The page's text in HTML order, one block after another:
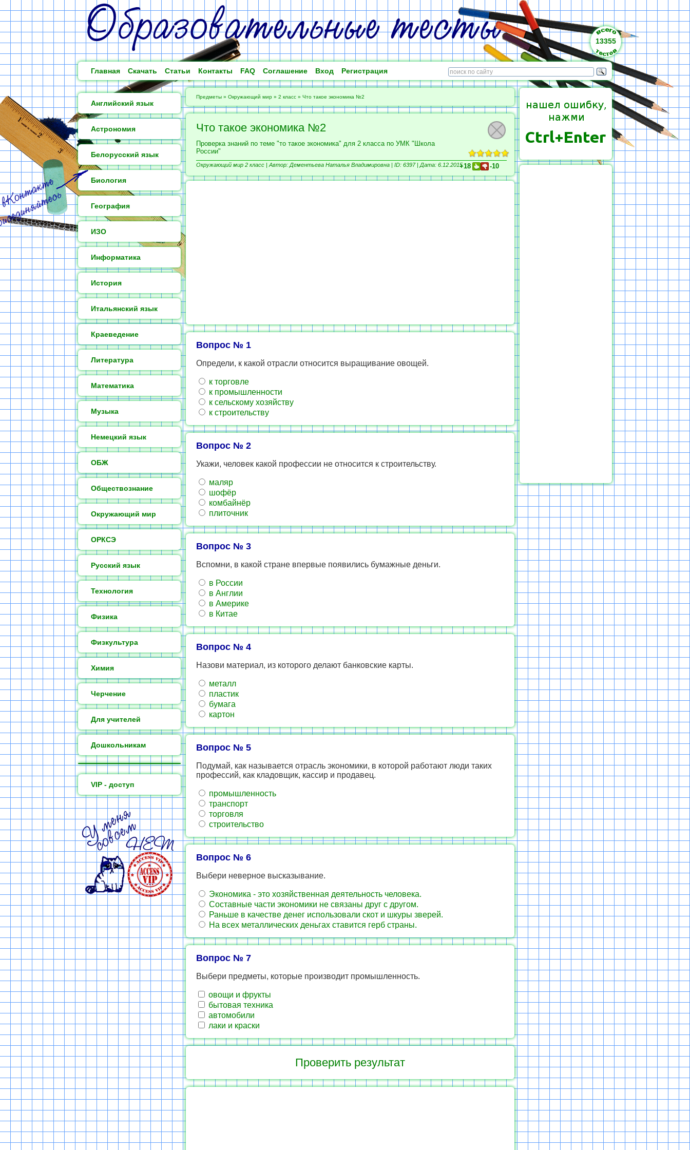
13355
Главная Скачать Статьи Контакты FAQ Соглашение Вход Регистрация
Английский язык
Астрономия
Белорусский язык
Биология
География
ИЗО
Информатика
История
Итальянский язык
Краеведение
Литература
Математика
Музыка
Немецкий язык
ОБЖ
Обществознание
Окружающий мир
ОРКСЭ
Русский язык
Технология
Физика
Физкультура
Химия
Черчение
Для учителей
Дошкольникам
VIP - доступ
Предметы » Окружающий мир » 2 класс » Что такое экономика №2
Что такое экономика №2
Проверка знаний по теме "то такое зкономика" для 2 класса по УМК "Школа
России"
Окружающий мир 2 класс | Автор: Дементьева Наталья Владимировна | ID: 6397 | Дата: 6.12.2015+18 -10
Вопрос № 1
Определи, к какой отрасли относится выращивание овощей.
к торговле
к промышленности
к сельскому хозяйству
к строительству
Вопрос № 2
Укажи, человек какой профессии не относится к строительству.
маляр
шофёр
комбайнёр
плиточник
Вопрос № 3
Вспомни, в какой стране впервые появились бумажные деньги.
в России
в Англии
в Америке
в Китае
Вопрос № 4
Назови материал, из которого делают банковские карты.
металл
пластик
бумага
картон
Вопрос № 5
Подумай, как называется отрасль экономики, в которой работают люди таких
профессий, как кладовщик, кассир и продавец.
промышленность
транспорт
торговля
строительство
Вопрос № 6
Выбери неверное высказывание.
Экономика - это хозяйственная деятельность человека.
Составные части экономики не связаны друг с другом.
Раньше в качестве денег использовали скот и шкуры зверей.
На всех металлических деньгах ставится герб страны.
Вопрос № 7
Выбери предметы, которые производит промышленность.
овощи и фрукты
бытовая техника
автомобили
лаки и краски